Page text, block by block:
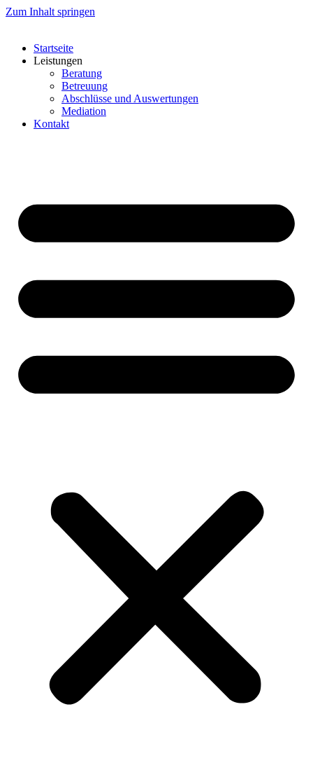
Zum Inhalt springen
Startseite
Leistungen
Beratung
Betreuung
Abschlüsse und Auswertungen
Mediation
Kontakt